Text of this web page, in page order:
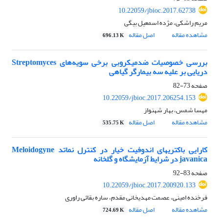
10.22059/jbioc.2017.62738
مریم راشکی، مژده اسمعیل بیگی
مشاهده مقاله
اصل مقاله 696.13 K
بررسی خصوصیات ضد‌میکروبی برخی سویه‌های Streptomyces
دریایی بر علیه سه بیمارگر گیاهی
صفحه73-82
10.22059/jbioc.2017.206254.153
مهسا شمس، بهار شهنواز
مشاهده مقاله
اصل مقاله 535.75 K
کارایی باکتریهای اندوفیت خیار در کنترل نماتد Meloidogyne
javanica در شرایط آزمایشگاه و گلخانه
صفحه83-92
10.22059/jbioc.2017.200920.133
فرخنده امینی، عصمت مهدیخانی مقدم، ساره بقائی راوری
مشاهده مقاله
اصل مقاله 724.69 K